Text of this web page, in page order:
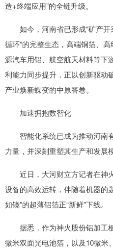
造+终端应用”的全链升级。
如今，河南省已形成“矿产
循环”的完整生态，高端铜箔、
源汽车用铝、航空航天材料等下
利能力同步提升，正以创新驱动
产业焕新蝶变的中原答卷。
加速拥抱数智化
智能化系统已成为推动河南
力量，并深刻重塑其生产和发展
近日，大河财立方记者在神
设备的高效运转，伴随着机器的
如镜”的超薄铝箔正“新鲜”下线。
据悉，作为神火股份铝加工
微米双面光电池箔，以及10微米